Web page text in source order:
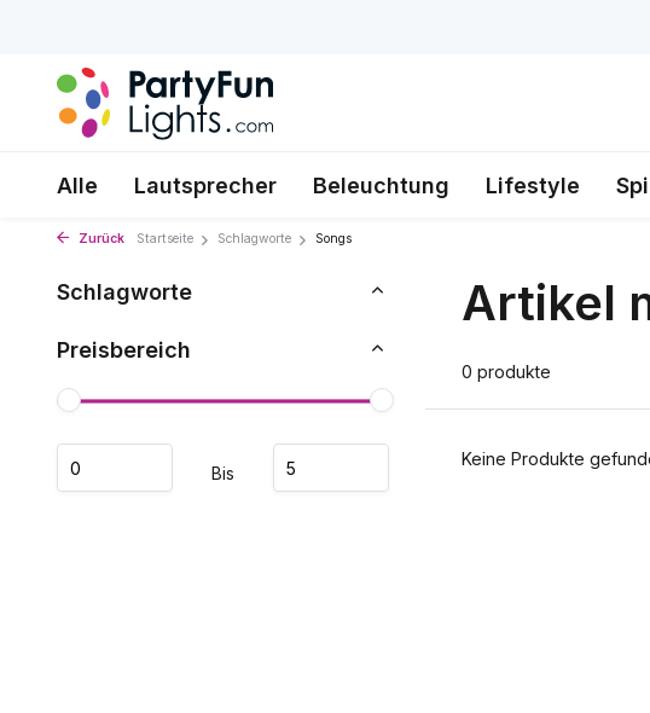
Alle Lautsprecher Beleuchtung Lifestyle
Zurück Startseite Schlagworte Songs
Schlagworte
Preisbereich
Bis
Artikel
0 produkte
Keine Produkte